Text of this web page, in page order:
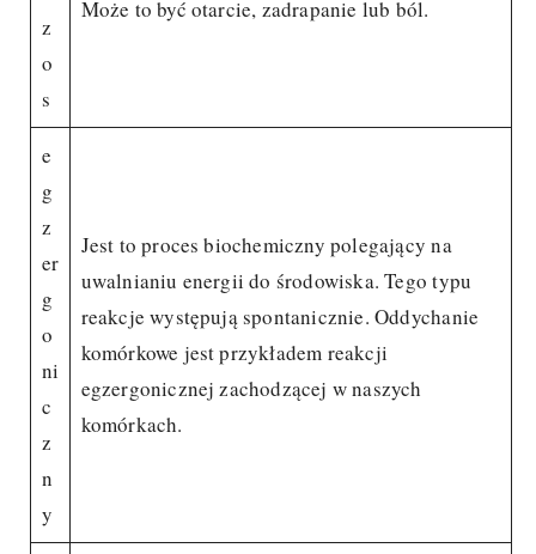
z
o
s
Może to być otarcie, zadrapanie lub ból.
e
g
z
er
g
o
ni
c
z
n
y
Jest to proces biochemiczny polegający na
uwalnianiu energii do środowiska. Tego typu
reakcje występują spontanicznie. Oddychanie
komórkowe jest przykładem reakcji
egzergonicznej zachodzącej w naszych
komórkach.